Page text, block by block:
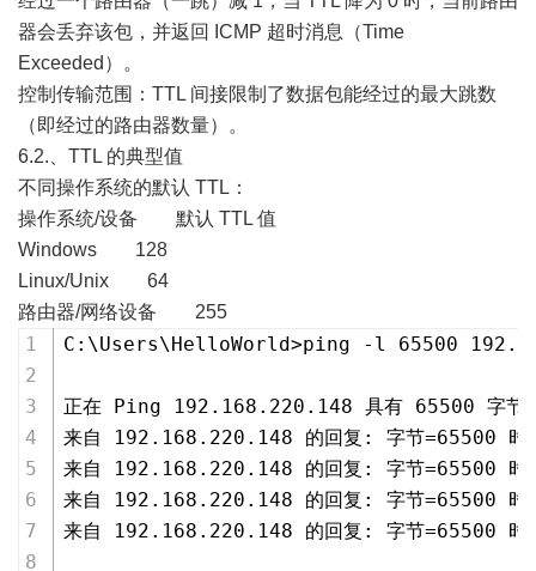
器会丢弃该包，并返回 ICMP 超时消息（Time
Exceeded）。
控制传输范围：TTL 间接限制了数据包能经过的最大跳数
（即经过的路由器数量）。
6.2.、TTL 的典型值
不同操作系统的默认 TTL：
操作系统/设备 默认 TTL 值
Windows 128
Linux/Unix 64
路由器/网络设备 255
C:\Users\HelloWorld>ping -l 65500
正在 Ping 192.168.220.148 具有 65500 字节
来自 192.168.220.148 的回复: 字节=65500 时
来自 192.168.220.148 的回复: 字节=65500 时
来自 192.168.220.148 的回复: 字节=65500 时
来自 192.168.220.148 的回复: 字节=65500 时